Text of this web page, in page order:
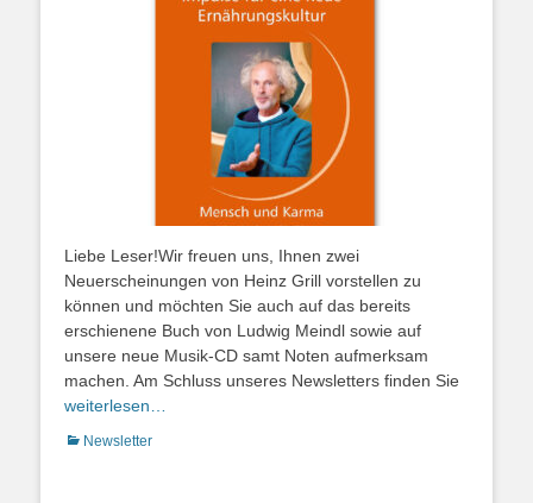
Liebe Leser!Wir freuen uns, Ihnen zwei
Neuerscheinungen von Heinz Grill vorstellen zu
können und möchten Sie auch auf das bereits
erschienene Buch von Ludwig Meindl sowie auf
unsere neue Musik-CD samt Noten aufmerksam
machen. Am Schluss unseres Newsletters finden Sie
weiterlesen…
Kategorien
Newsletter